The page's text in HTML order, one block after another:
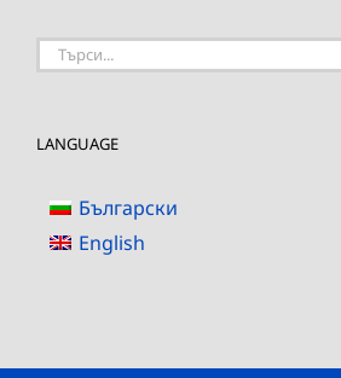
Търсене
LANGUAGE
Български
English